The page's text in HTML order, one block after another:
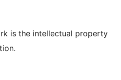
is the intellectual property